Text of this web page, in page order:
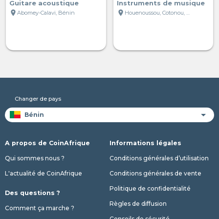
Guitare acoustique
location_on Abomey-Calavi, Bénin
Instruments de musique
location_on
Changer de pays
A propos de CoinAfrique
Qui sommes nous ?
L'actualité de CoinAfrique
Des questions ?
Comment ça marche ?
Informations légales
Conditions générales d’utilisation
Conditions générales de vente
Politique de confidentialité
Règles de diffusion